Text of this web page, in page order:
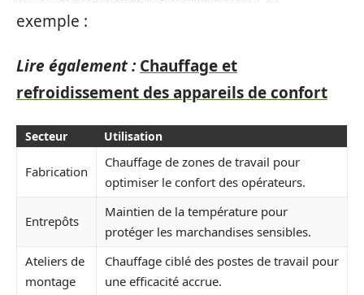
exemple :
Lire également : Chauffage et
refroidissement des appareils de confort
Secteur Utilisation
Fabrication
Chauffage de zones de travail pour
optimiser le confort des opérateurs.
Entrepôts
Maintien de la température pour
protéger les marchandises sensibles.
Ateliers de
montage
Chauffage ciblé des postes de travail pour
une efficacité accrue.